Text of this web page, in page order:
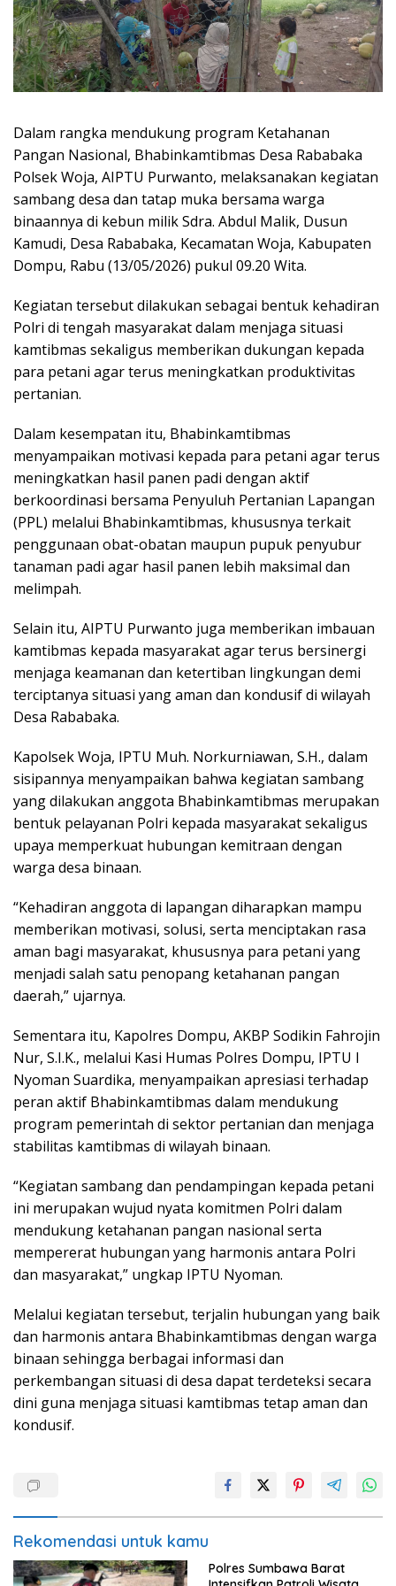
Dalam rangka mendukung program Ketahanan
Pangan Nasional, Bhabinkamtibmas Desa Rababaka
Polsek Woja, AIPTU Purwanto, melaksanakan kegiatan
sambang desa dan tatap muka bersama warga
binaannya di kebun milik Sdra. Abdul Malik, Dusun
Kamudi, Desa Rababaka, Kecamatan Woja, Kabupaten
Dompu, Rabu (13/05/2026) pukul 09.20 Wita.
Kegiatan tersebut dilakukan sebagai bentuk kehadiran
Polri di tengah masyarakat dalam menjaga situasi
kamtibmas sekaligus memberikan dukungan kepada
para petani agar terus meningkatkan produktivitas
pertanian.
Dalam kesempatan itu, Bhabinkamtibmas
menyampaikan motivasi kepada para petani agar terus
meningkatkan hasil panen padi dengan aktif
berkoordinasi bersama Penyuluh Pertanian Lapangan
(PPL) melalui Bhabinkamtibmas, khususnya terkait
penggunaan obat-obatan maupun pupuk penyubur
tanaman padi agar hasil panen lebih maksimal dan
melimpah.
Selain itu, AIPTU Purwanto juga memberikan imbauan
kamtibmas kepada masyarakat agar terus bersinergi
menjaga keamanan dan ketertiban lingkungan demi
terciptanya situasi yang aman dan kondusif di wilayah
Desa Rababaka.
Kapolsek Woja, IPTU Muh. Norkurniawan, S.H., dalam
sisipannya menyampaikan bahwa kegiatan sambang
yang dilakukan anggota Bhabinkamtibmas merupakan
bentuk pelayanan Polri kepada masyarakat sekaligus
upaya memperkuat hubungan kemitraan dengan
warga desa binaan.
“Kehadiran anggota di lapangan diharapkan mampu
memberikan motivasi, solusi, serta menciptakan rasa
aman bagi masyarakat, khususnya para petani yang
menjadi salah satu penopang ketahanan pangan
daerah,” ujarnya.
Sementara itu, Kapolres Dompu, AKBP Sodikin Fahrojin
Nur, S.I.K., melalui Kasi Humas Polres Dompu, IPTU I
Nyoman Suardika, menyampaikan apresiasi terhadap
peran aktif Bhabinkamtibmas dalam mendukung
program pemerintah di sektor pertanian dan menjaga
stabilitas kamtibmas di wilayah binaan.
“Kegiatan sambang dan pendampingan kepada petani
ini merupakan wujud nyata komitmen Polri dalam
mendukung ketahanan pangan nasional serta
mempererat hubungan yang harmonis antara Polri
dan masyarakat,” ungkap IPTU Nyoman.
Melalui kegiatan tersebut, terjalin hubungan yang baik
dan harmonis antara Bhabinkamtibmas dengan warga
binaan sehingga berbagai informasi dan
perkembangan situasi di desa dapat terdeteksi secara
dini guna menjaga situasi kamtibmas tetap aman dan
kondusif.
Rekomendasi untuk kamu
Polres Sumbawa Barat